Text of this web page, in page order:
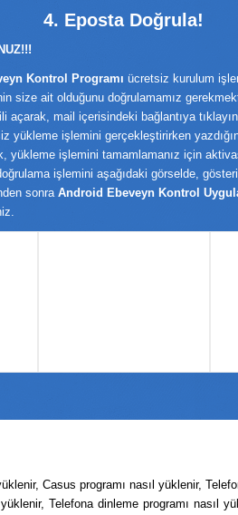
4. Eposta Doğrula!
Kontrol Programı ücretsiz kurulum
size ait olduğunu doğrulamamız
açarak, mail içerisindeki bağlantıya
yükleme işlemini gerçekleştirirken
yükleme işlemini tamamlamanız için
işlemini aşağıdaki görselde,
sonraAndroid Ebeveyn Kontrol
Casus programı nasıl yüklenir,
Telefona dinleme programı nasıl